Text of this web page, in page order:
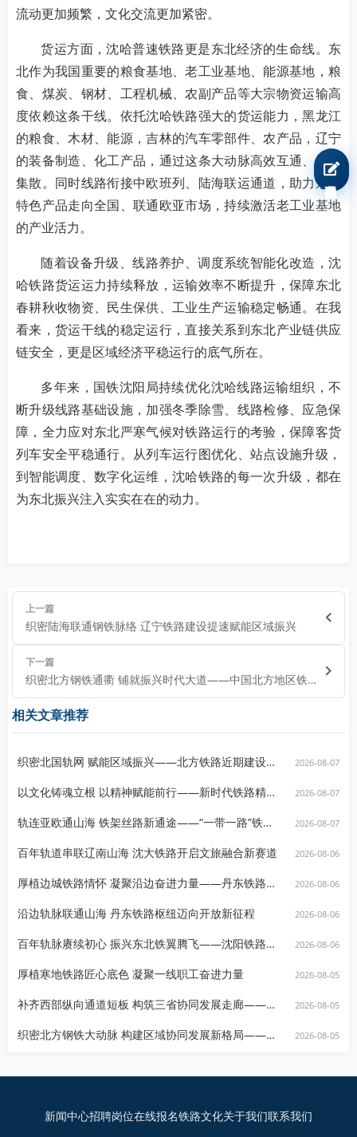
流动更加频繁，文化交流更加紧密。
货运方面，沈哈普速铁路更是东北经济的生命线。东
北作为我国重要的粮食基地、老工业基地、能源基地，粮
食、煤炭、钢材、工程机械、农副产品等大宗物资运输高
度依赖这条干线。依托沈哈铁路强大的货运能力，黑龙江
的粮食、木材、能源，吉林的汽车零部件、农产品，辽宁
的装备制造、化工产品，通过这条大动脉高效互通、快速
集散。同时线路衔接中欧班列、陆海联运通道，助力东北
特色产品走向全国、联通欧亚市场，持续激活老工业基地
的产业活力。
随着设备升级、线路养护、调度系统智能化改造，沈
哈铁路货运运力持续释放，运输效率不断提升，保障东北
春耕秋收物资、民生保供、工业生产运输稳定畅通。在我
看来，货运干线的稳定运行，直接关系到东北产业链供应
链安全，更是区域经济平稳运行的底气所在。
多年来，国铁沈阳局持续优化沈哈线路运输组织，不
断升级线路基础设施，加强冬季除雪、线路检修、应急保
障，全力应对东北严寒气候对铁路运行的考验，保障客货
列车安全平稳通行。从列车运行图优化、站点设施升级，
到智能调度、数字化运维，沈哈铁路的每一次升级，都在
为东北振兴注入实实在在的动力。
上一篇
织密陆海联通钢铁脉络 辽宁铁路建设提速赋能区域振兴
下一篇
织密北方钢铁通衢 铺就振兴时代大道——中国北方地区铁路建设发
相关文章推荐
织密北国轨网 赋能区域振兴——北方铁路近期建设发展全景 2026-08-07
以文化铸魂立根 以精神赋能前行——新时代铁路精神文化建设 2026-08-07
轨连亚欧通山海 铁架丝路新通途——“一带一路”铁路高质量建设发展 2026-08-07
百年轨道串联辽南山海 沈大铁路开启文旅融合新赛道 2026-08-06
厚植边城铁路情怀 凝聚沿边奋进力量——丹东铁路扎实推进职工精神文化建设 2026-08-06
沿边轨脉联通山海 丹东铁路枢纽迈向开放新征程 2026-08-06
百年轨脉赓续初心 振兴东北铁翼腾飞——沈阳铁路局百年发展历程概论 2026-08-06
厚植寒地铁路匠心底色 凝聚一线职工奋进力量 2026-08-05
补齐西部纵向通道短板 构筑三省协同发展走廊——齐通铁路规划建设发展观察资讯 2026-08-05
织密北方钢铁大动脉 构建区域协同发展新格局——北方地区铁路建设发展观察资讯 2026-08-05
新闻中心招聘岗位在线报名铁路文化关于我们联系我们
我要报名